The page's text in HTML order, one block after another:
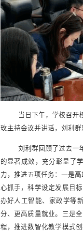
当日下午，学校召开
玫主持会议并讲话，刘利群
刘利群回顾了过去一
的显著成效，充分彰显了
力，推进五项任务：一是
心抓手，科学设定发展目
办好人工智能、家政学等
分、更高质量就业。三是
程，推进数智化教学模式